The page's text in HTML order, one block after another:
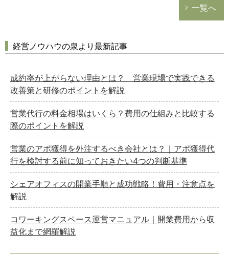
一覧へ
経営ノウハウの泉より最新記事
成約率が上がらない理由とは？ 営業現場で実践できる
改善策と研修のポイントを解説
営業代行の料金相場はいくら？費用の仕組みと比較する
際のポイントを解説
営業のアポ獲得を外注するべき会社とは？｜アポ獲得代
行を検討する前に知っておきたい4つの判断基準
シェアオフィスの開業手順と成功戦略！費用・注意点を
解説
コワーキングスペース運営マニュアル｜開業費用から収
益化まで網羅解説